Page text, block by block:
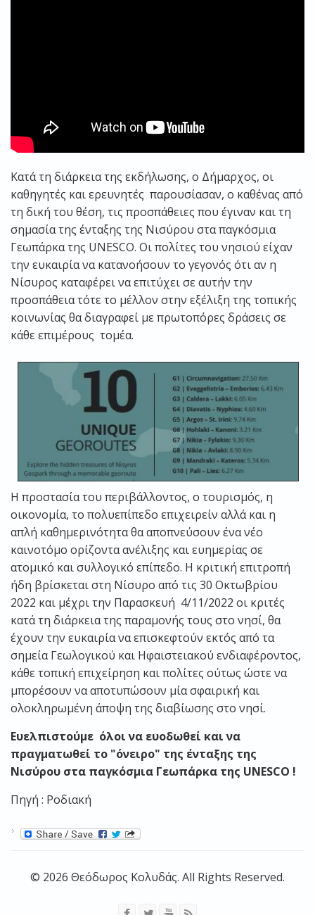
Κατά τη διάρκεια της εκδήλωσης, ο Δήμαρχος, οι
καθηγητές και ερευνητές παρουσίασαν, ο καθένας από
τη δική του θέση, τις προσπάθειες που έγιναν και τη
σημασία της ένταξης της Νισύρου στα παγκόσμια
Γεωπάρκα της UNESCO. Οι πολίτες του νησιού είχαν
την ευκαιρία να κατανοήσουν το γεγονός ότι αν η
Νίσυρος καταφέρει να επιτύχει σε αυτήν την
προσπάθεια τότε το μέλλον στην εξέλιξη της τοπικής
κοινωνίας θα διαγραφεί με πρωτοπόρες δράσεις σε
κάθε επιμέρους τομέα.
Η προστασία του περιβάλλοντος, ο τουρισμός, η
οικονομία, το πολυεπίπεδο επιχειρείν αλλά και η
απλή καθημερινότητα θα αποπνεύσουν ένα νέο
καινοτόμο ορίζοντα ανέλιξης και ευημερίας σε
ατομικό και συλλογικό επίπεδο. Η κριτική επιτροπή
ήδη βρίσκεται στη Νίσυρο από τις 30 Οκτωβρίου
2022 και μέχρι την Παρασκευή 4/11/2022 οι κριτές
κατά τη διάρκεια της παραμονής τους στο νησί, θα
έχουν την ευκαιρία να επισκεφτούν εκτός από τα
σημεία Γεωλογικού και Ηφαιστειακού ενδιαφέροντος,
κάθε τοπική επιχείρηση και πολίτες ούτως ώστε να
μπορέσουν να αποτυπώσουν μία σφαιρική και
ολοκληρωμένη άποψη της διαβίωσης στο νησί.
Ευελπιστούμε όλοι να ευοδωθεί και να
πραγματωθεί το "όνειρο" της ένταξης της
Νισύρου στα παγκόσμια Γεωπάρκα της UNESCO !
Πηγή : Ροδιακή
© 2026 Θεόδωρος Κολυδάς. All Rights Reserved.